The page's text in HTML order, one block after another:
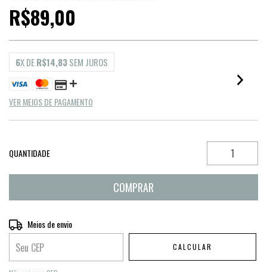
R$89,00
6X DER$14,83SEM JUROS
VER MEIOS DE PAGAMENTO
QUANTIDADE
Entregas para o CEP:
Meios de envio
CALCULAR